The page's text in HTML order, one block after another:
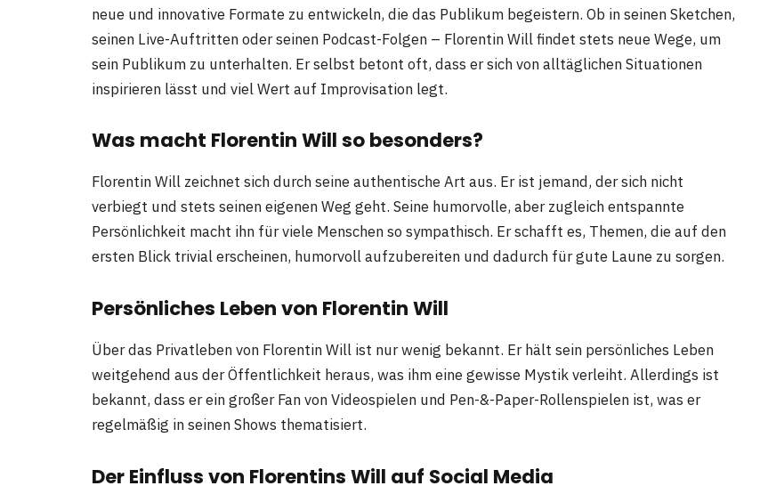
neue und innovative Formate zu entwickeln, die das Publikum begeistern. Ob in seinen Sketchen,
seinen Live-Auftritten oder seinen Podcast-Folgen – Florentin Will findet stets neue Wege, um
sein Publikum zu unterhalten. Er selbst betont oft, dass er sich von alltäglichen Situationen
inspirieren lässt und viel Wert auf Improvisation legt.
Was macht Florentin Will so besonders?
Florentin Will zeichnet sich durch seine authentische Art aus. Er ist jemand, der sich nicht
verbiegt und stets seinen eigenen Weg geht. Seine humorvolle, aber zugleich entspannte
Persönlichkeit macht ihn für viele Menschen so sympathisch. Er schafft es, Themen, die auf den
ersten Blick trivial erscheinen, humorvoll aufzubereiten und dadurch für gute Laune zu sorgen.
Persönliches Leben von Florentin Will
Über das Privatleben von Florentin Will ist nur wenig bekannt. Er hält sein persönliches Leben
weitgehend aus der Öffentlichkeit heraus, was ihm eine gewisse Mystik verleiht. Allerdings ist
bekannt, dass er ein großer Fan von Videospielen und Pen-&-Paper-Rollenspielen ist, was er
regelmäßig in seinen Shows thematisiert.
Der Einfluss von Florentins Will auf Social Media